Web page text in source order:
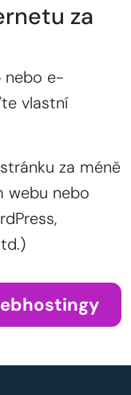
za
nebo e-
vlastní
za méně
webu nebo